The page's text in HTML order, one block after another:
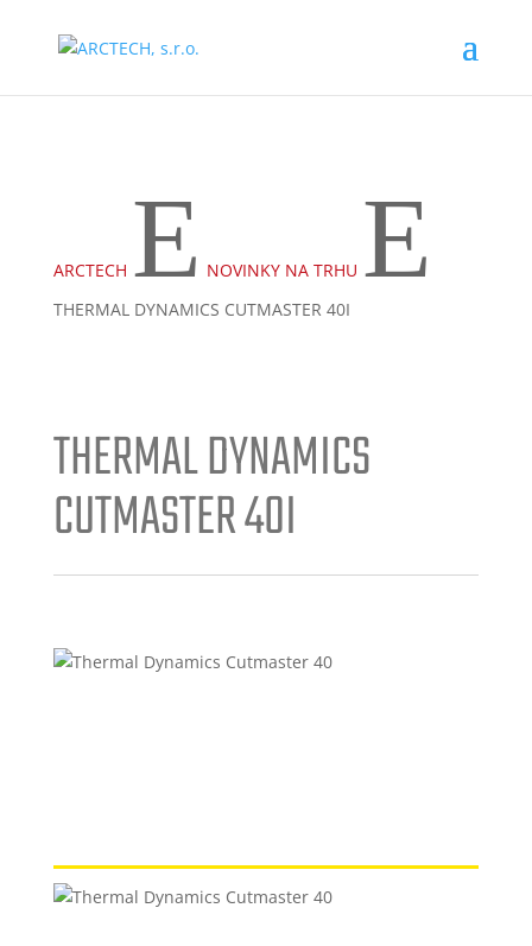
ARCTECH E NOVINKY NA TRHU E
THERMAL DYNAMICS CUTMASTER 40I
THERMAL DYNAMICS
CUTMASTER 40I